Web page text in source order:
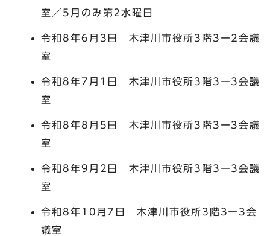
室／5月のみ第2水曜日
令和8年6月3日 木津川市役所3階3ー2会議
室
令和8年7月1日 木津川市役所3階3ー3会議
室
令和8年8月5日 木津川市役所3階3ー3会議
室
令和8年9月2日 木津川市役所3階3ー3会議
室
令和8年10月7日 木津川市役所3階3ー3会
議室